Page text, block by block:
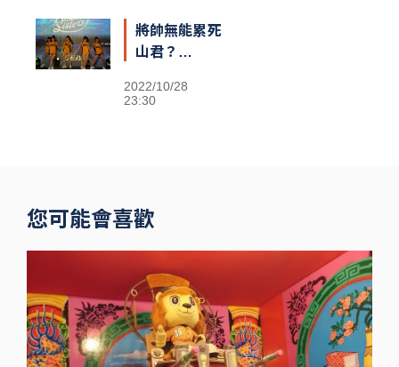
將帥無能累死
山君？
Sisters高鐵
2022/10/28
23:30
您可能會喜歡